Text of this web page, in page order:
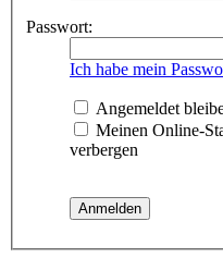
Passwort:
Ich habe mein
Angemeldet
Meinen Online-
verbergen